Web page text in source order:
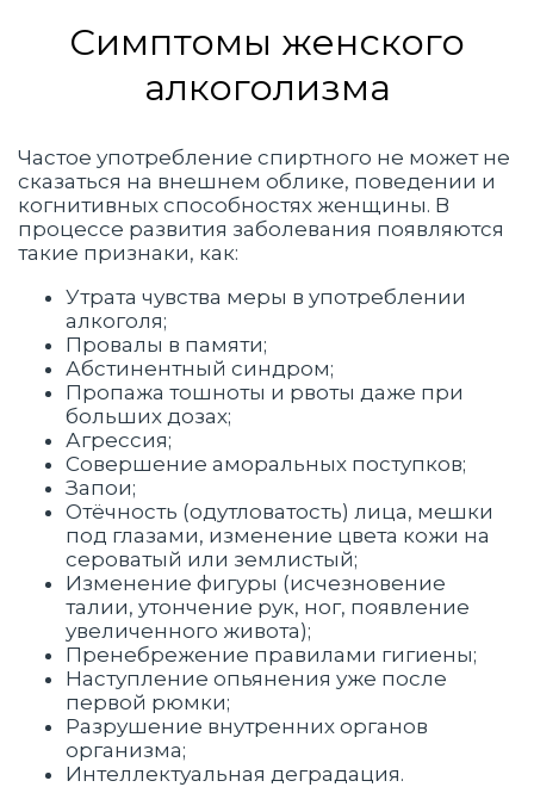
Симптомы женского
алкоголизма
Частое употребление спиртного не может не
сказаться на внешнем облике, поведении и
когнитивных способностях женщины. В
процессе развития заболевания появляются
такие признаки, как:
Утрата чувства меры в употреблении
алкоголя;
Провалы в памяти;
Абстинентный синдром;
Пропажа тошноты и рвоты даже при
больших дозах;
Агрессия;
Совершение аморальных поступков;
Запои;
Отёчность (одутловатость) лица, мешки
под глазами, изменение цвета кожи на
сероватый или землистый;
Изменение фигуры (исчезновение
талии, утончение рук, ног, появление
увеличенного живота);
Пренебрежение правилами гигиены;
Наступление опьянения уже после
первой рюмки;
Разрушение внутренних органов
организма;
Интеллектуальная деградация.